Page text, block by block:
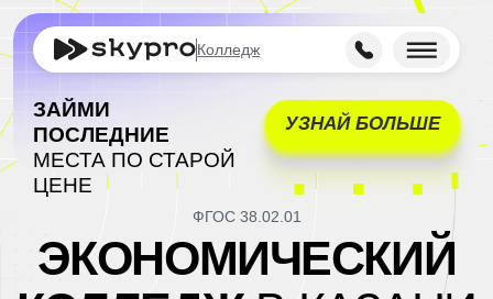
УЗНАЙ БОЛЬШЕ
ПОСЛЕДНИЕ
МЕСТА ПО СТАРОЙ
ЦЕНЕ
Колледж
ФГОС 38.02.01
ЭКОНОМИЧЕСКИЙ
КОЛЛЕДЖВ КАЗАНИ